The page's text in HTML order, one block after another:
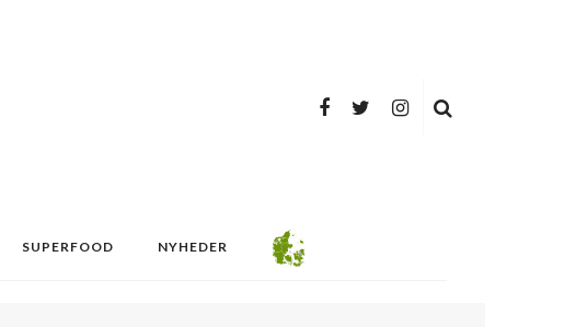
SUPERFOOD NYHEDER